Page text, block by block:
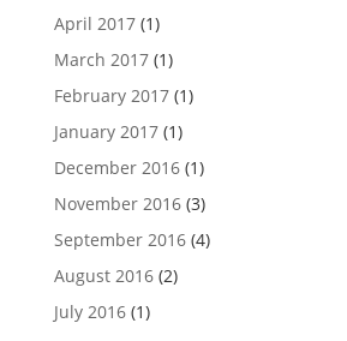
April 2017(1)
March 2017(1)
February 2017(1)
January 2017(1)
December 2016(1)
November 2016(3)
September 2016(4)
August 2016(2)
July 2016(1)